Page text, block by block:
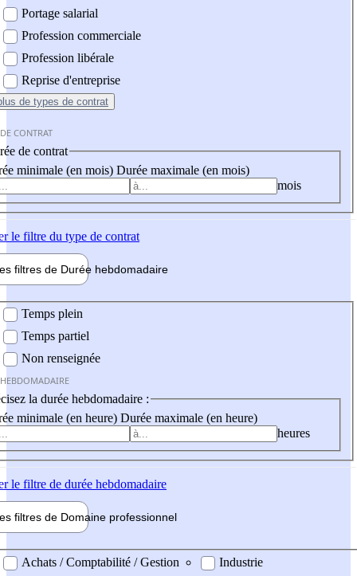
Portage salarial
Profession commerciale
Profession libérale
Reprise d'entreprise
de types de contrat
CONTRAT
de contrat
minimale (en mois) Durée maximale (en mois)
mois
le filtre du type de contrat
filtres de Durée hebdomadaire
Temps plein
Temps partiel
Non renseignée
la durée hebdomadaire :
minimale (en heure) Durée maximale (en heure)
heures
le filtre de durée hebdomadaire
filtres de Domaine professionnel
professionel
Achats / Comptabilité / Gestion
Industrie